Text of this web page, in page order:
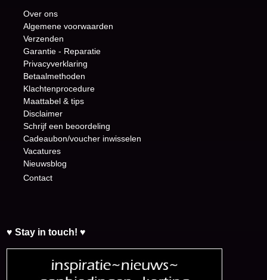
Over ons
Algemene voorwaarden
Verzenden
Garantie - Reparatie
Privacyverklaring
Betaalmethoden
Klachtenprocedure
Maattabel & tips
Disclaimer
Schrijf een beoordeling
Cadeaubon/voucher inwisselen
Vacatures
Nieuwsblog
Contact
♥ Stay in touch! ♥